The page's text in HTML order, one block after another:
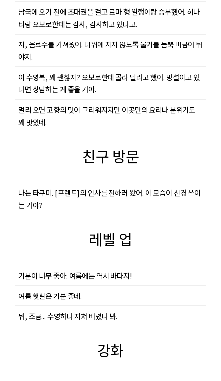
남국에 오기 전에 초대권을 걸고 료마 형 일행이랑 승부했어. 히나
타랑 오보로한테는 감사, 감사하고 있다고.
자, 음료수를 가져왔어. 더위에 지지 않도록 물기를 듬뿍 머금어 둬
야지.
이 수영복, 꽤 괜찮지? 오보로한테 골라 달라고 했어. 망설이고 있
다면 상담하는 게 좋을 거야.
멀리 오면 고향의 맛이 그리워지지만 이곳만의 요리나 분위기도
꽤 맛있네.
친구 방문
나는 타쿠미. [프렌드]의 인사를 전하러 왔어. 이 모습이 신경 쓰이
는 거야?
레벨 업
기분이 너무 좋아. 여름에는 역시 바다지!
여름 햇살은 기분 좋네.
뭐, 조금... 수영하다 지쳐 버렸나 봐.
강화